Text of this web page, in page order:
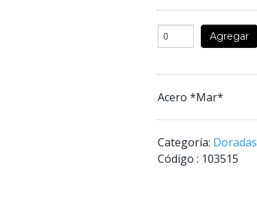
Agregar
Acero *Mar*
Categoría: Doradas
Código : 103515